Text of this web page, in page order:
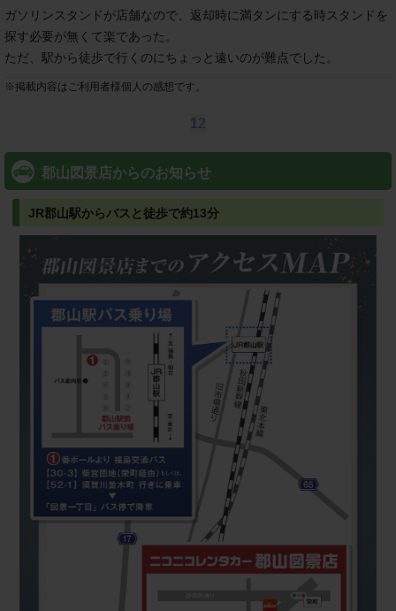
ガソリンスタンドが店舗なので、返却時に満タンにする時スタンドを
探す必要が無くて楽であった。
ただ、駅から徒歩で行くのにちょっと遠いのが難点でした。
※ 掲載内容はご利用者様個人の感想です。
1 2
郡山図景店からのお知らせ
JR郡山駅からバスと徒歩で約13分